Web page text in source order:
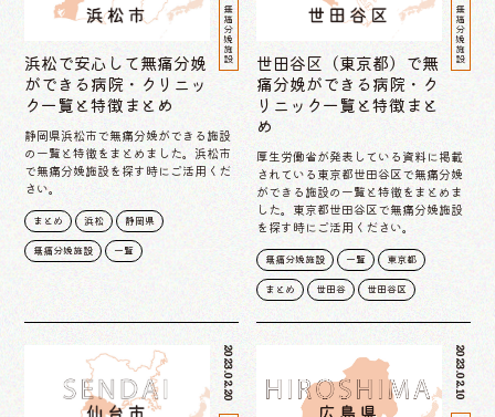
無痛分娩施設
浜松で安心して無痛分娩
ができる病院・クリニッ
ク一覧と特徴まとめ
静岡県浜松市で無痛分娩ができる施設
の一覧と特徴をまとめました。浜松市
で無痛分娩施設を探す時にご活用くだ
さい。
まとめ 浜松 静岡県
無痛分娩施設 一覧
無痛分娩施設
世田谷区（東京都）で無
痛分娩ができる病院・ク
リニック一覧と特徴まと
め
厚生労働省が発表している資料に掲載
されている東京都世田谷区で無痛分娩
ができる施設の一覧と特徴をまとめま
した。東京都世田谷区で無痛分娩施設
を探す時にご活用ください。
無痛分娩施設 一覧 東京都
まとめ 世田谷 世田谷区
2023.02.20 2023.02.10